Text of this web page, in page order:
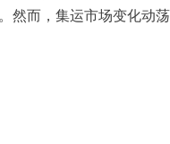
而，集运市场变化动